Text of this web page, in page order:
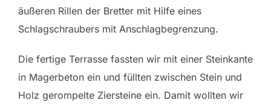
äußeren Rillen der Bretter mit Hilfe eines
Schlagschraubers mit Anschlagbegrenzung.
Die fertige Terrasse fassten wir mit einer Steinkante
in Magerbeton ein und füllten zwischen Stein und
Holz gerompelte Ziersteine ein. Damit wollten wir